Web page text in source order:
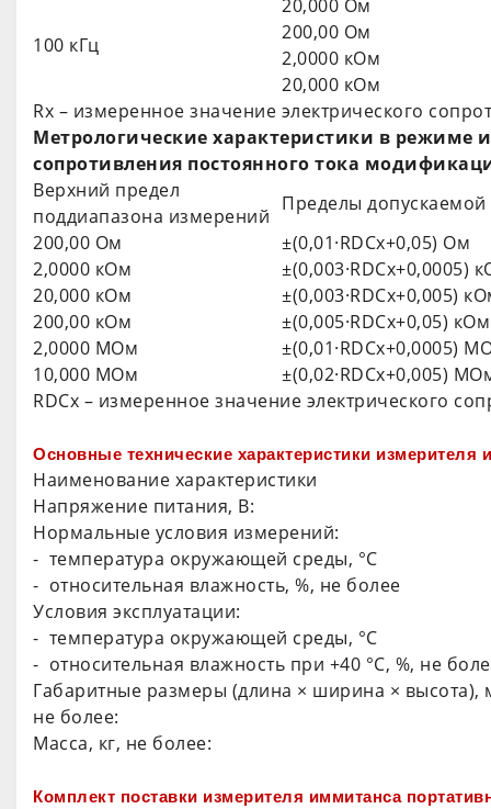
100 кГц
20,000 Ом
200,00 Ом
2,0000 кОм
20,000 кОм
Rх – измеренное значение электрического
Метрологические характеристики в режиме
сопротивления постоянного тока
Верхний предел
поддиапазона измерений
Пределы
200,00 Ом
±(0,01·RDCх+0,05) Ом
2,0000 кОм
±(0,003·RDCх+0,0005)
20,000 кОм
±(0,003·RDCх+0,005)
200,00 кОм
±(0,005·RDCх+0,05) кОм
2,0000 МОм
±(0,01·RDCх+0,0005)
10,000 МОм
±(0,02·RDCх+0,005)
RDCх – измеренное значение электрического
Основные технические характеристики
Наименование характеристики
Напряжение питания, В:
Нормальные условия измерений:
- температура окружающей среды, °С
- относительная влажность, %, не более
Условия эксплуатации:
- температура окружающей среды, °С
- относительная влажность при +40 °C, %, не
Габаритные размеры (длина × ширина × высота),
не более:
Масса, кг, не более:
Комплект поставки измерителя иммитанса